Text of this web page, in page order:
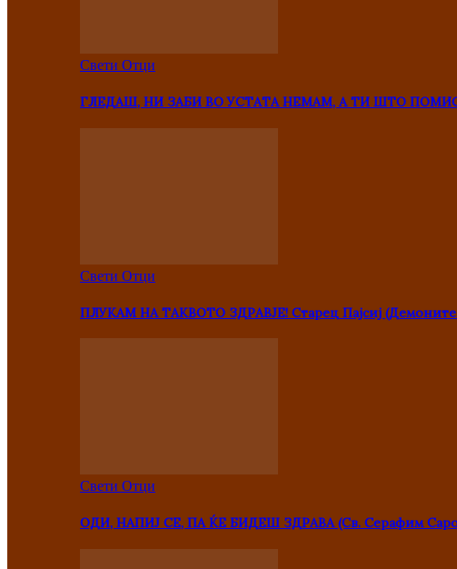
Свети Отци
ГЛЕДАШ, НИ ЗАБИ ВО УСТАТА НЕМАМ, А ТИ ШТО
Свети Отци
ПЛУКАМ НА ТАКВОТО ЗДРАВЈЕ! Старец Пајсиј
Свети Отци
ОДИ, НАПИЈ СЕ, ПА ЌЕ БИДЕШ ЗДРАВА (Св. Серафим